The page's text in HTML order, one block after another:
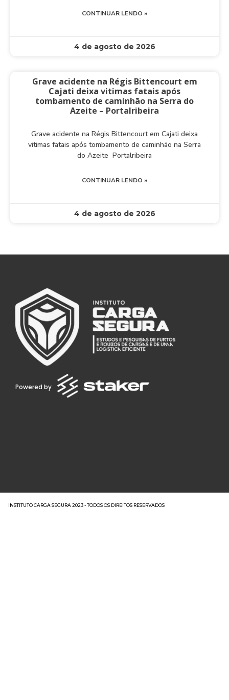
CONTINUAR LENDO »
4 de agosto de 2026
Grave acidente na Régis Bittencourt em
Cajati deixa vitimas fatais após
tombamento de caminhão na Serra do
Azeite – Portalribeira
Grave acidente na Régis Bittencourt em Cajati deixa
vitimas fatais após tombamento de caminhão na Serra
do Azeite Portalribeira
CONTINUAR LENDO »
4 de agosto de 2026
Powered by
INSTITUTO CARGA SEGURA 2023 - TODOS OS DIREITOS RESERVADOS